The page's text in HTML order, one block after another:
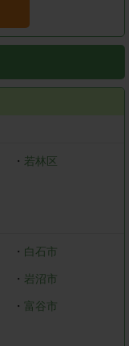
・ 若林区
・ 白石市
・ 岩沼市
・ 富谷市